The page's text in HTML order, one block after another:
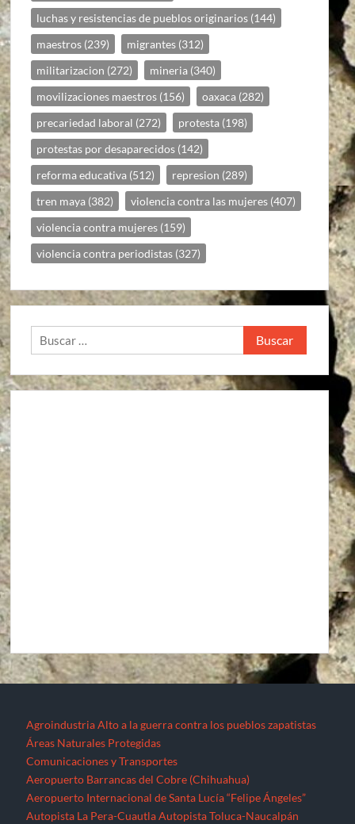
luchas y resistencias de pueblos originarios (144)
maestros (239) migrantes (312)
militarizacion (272) mineria (340)
movilizaciones maestros (156) oaxaca (282)
precariedad laboral (272) protesta (198)
protestas por desaparecidos (142)
reforma educativa (512) represion (289)
tren maya (382) violencia contra las mujeres (407)
violencia contra mujeres (159)
violencia contra periodistas (327)
Buscar:
Agroindustria Alto a la guerra contra los pueblos zapatistas
Áreas Naturales Protegidas
Comunicaciones y Transportes
Aeropuerto Barrancas del Cobre (Chihuahua)
Aeropuerto Internacional de Santa Lucía “Felipe Ángeles”
Autopista La Pera-Cuautla Autopista Toluca-Naucalpán